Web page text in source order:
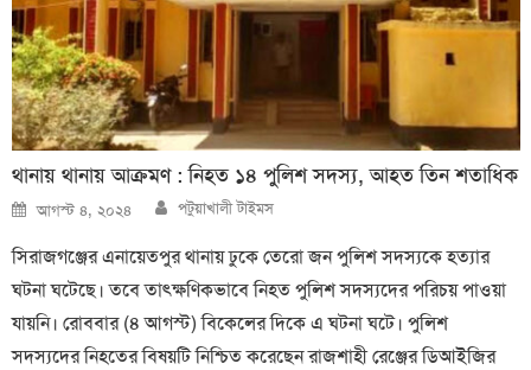
থানায় থানায় আক্রমণ : নিহত ১৪ পুলিশ সদস্য, আহত তিন শতাধিক
Posted
on
আগস্ট ৪, ২০২৪ Author
পটুয়াখালী টাইমস
সিরাজগঞ্জের এনায়েতপুর থানায় ঢুকে তেরো জন পুলিশ সদস্যকে হত্যার
ঘটনা ঘটেছে। তবে তাৎক্ষণিকভাবে নিহত পুলিশ সদস্যদের পরিচয় পাওয়া
যায়নি। রোববার (৪ আগস্ট) বিকেলের দিকে এ ঘটনা ঘটে। পুলিশ
সদস্যদের নিহতের বিষয়টি নিশ্চিত করেছেন রাজশাহী রেঞ্জের ডিআইজির